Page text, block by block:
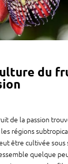
du
de la passion
régions
être cultivée sous
quelque